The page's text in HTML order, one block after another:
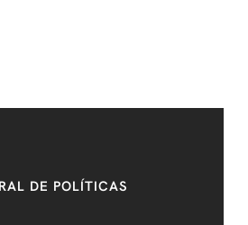
DE POLÍTICAS